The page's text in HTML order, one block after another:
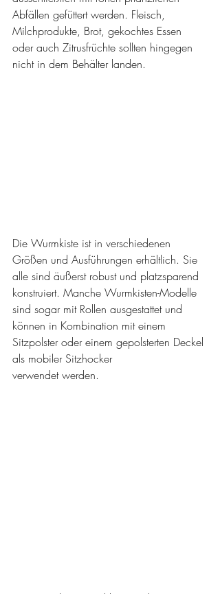
Abfällen gefüttert werden. Fleisch,
Milchprodukte, Brot, gekochtes Essen
oder auch Zitrusfrüchte sollten hingegen
nicht in dem Behälter landen.
Die Wurmkiste ist in verschiedenen
Größen und Ausführungen erhältlich. Sie
alle sind äußerst robust und platzsparend
konstruiert. Manche Wurmkisten-Modelle
sind sogar mit Rollen ausgestattet und
können in Kombination mit einem
Sitzpolster oder einem gepolsterten Deckel
als mobiler Sitzhocker
verwendet werden.